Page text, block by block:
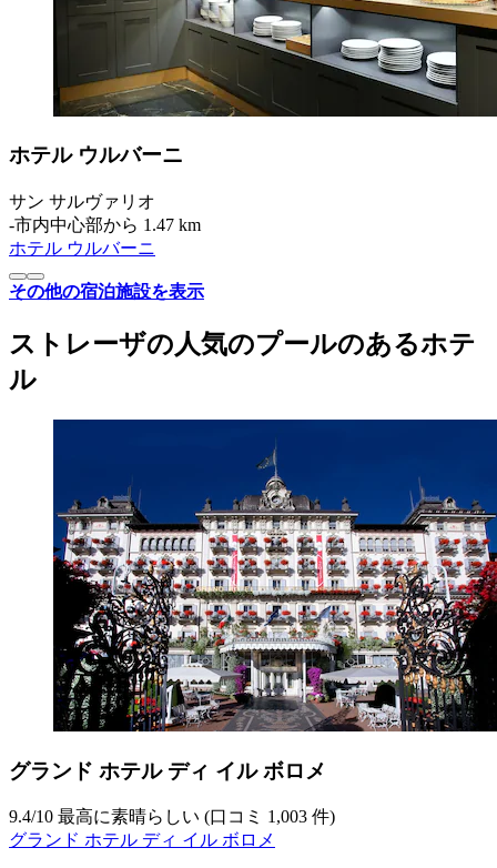
ホテル ウルバーニ
サン サルヴァリオ
‐市内中心部から 1.47 km
ホテル ウルバーニ
その他の宿泊施設を表示
ストレーザの人気のプールのあるホテ
ル
グランド ホテル ディ イル ボロメ
9.4/10 最高に素晴らしい (口コミ 1,003 件)
グランド ホテル ディ イル ボロメ